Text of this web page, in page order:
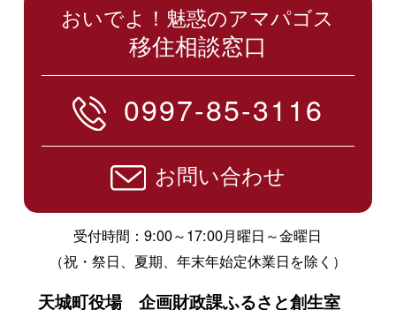
おいでよ！魅惑のアマパゴス
移住相談窓口
0997-85-3116
お問い合わせ
受付時間：9:00～17:00月曜日～金曜日
（祝・祭日、夏期、年末年始定休業日を除く）
天城町役場 企画財政課ふるさと創生室